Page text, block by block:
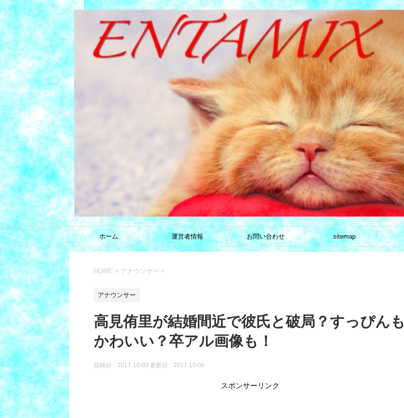
ホーム 運営者情報 お問い合わせ sitemap
HOME > アナウンサー >
アナウンサー
高見侑里が結婚間近で彼氏と破局？すっぴんも
かわいい？卒アル画像も！
投稿日：2017-10-03 更新日： 2017-10-06
スポンサーリンク